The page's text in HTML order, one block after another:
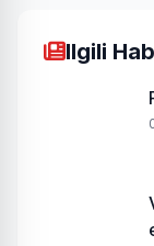
Ilgili